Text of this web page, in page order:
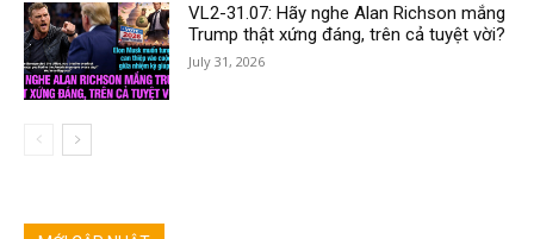
VL2-31.07: Hãy nghe Alan Richson mắng
Trump thật xứng đáng, trên cả tuyệt vời?
July 31, 2026